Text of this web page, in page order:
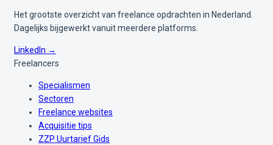
Het grootste overzicht van freelance opdrachten in Nederland.
Dagelijks bijgewerkt vanuit meerdere platforms.
LinkedIn →
Freelancers
Specialismen
Sectoren
Freelance websites
Acquisitie tips
ZZP Uurtarief Gids